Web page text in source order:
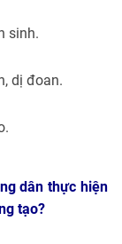
sinh.
dị đoan.
dân thực hiện
tạo?